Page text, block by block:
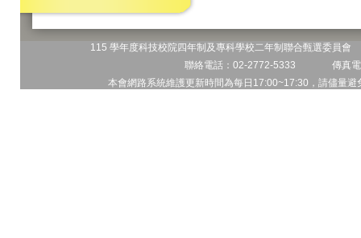
115 學年度科技校院四年制及專科學校二年制聯合甄選委員
聯絡電話：02-2772-5333 傳真
本會網路系統維護更新時間為每日17:00~17:30，請儘量